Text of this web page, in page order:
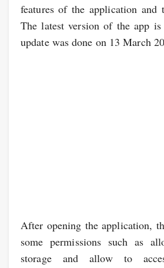
features of the application and
The latest version of the app
update was done on 13 March
After opening the application,
some permissions such as
storage and allow to